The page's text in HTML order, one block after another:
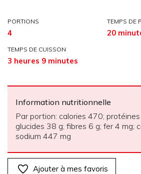
PORTIONS
4
TEMPS DE
20
TEMPS DE CUISSON
3 heures 9 minutes
Information nutritionnelle
Par portion: calories 470;
glucides 38 g; fibres 6 g; fer 4 mg;
sodium 447 mg
Ajouter à mes favoris